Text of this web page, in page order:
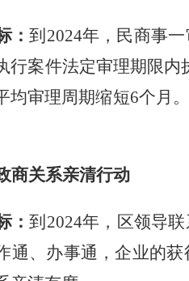
：到 2024年， 民商事
行案件法定审理期限内
均审理周期缩短6个月。
商关系亲清行动
：到 2024年， 区领导
通、办事通，企业的